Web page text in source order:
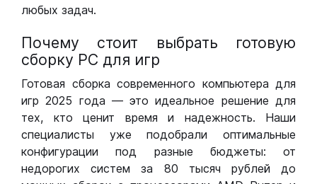
любых задач.
Почему стоит выбрать готовую
сборку РС для игр
Готовая сборка современного компьютера для
игр 2025 года — это идеальное решение для
тех, кто ценит время и надежность. Наши
специалисты уже подобрали оптимальные
конфигурации под разные бюджеты: от
недорогих систем за 80 тысяч рублей до